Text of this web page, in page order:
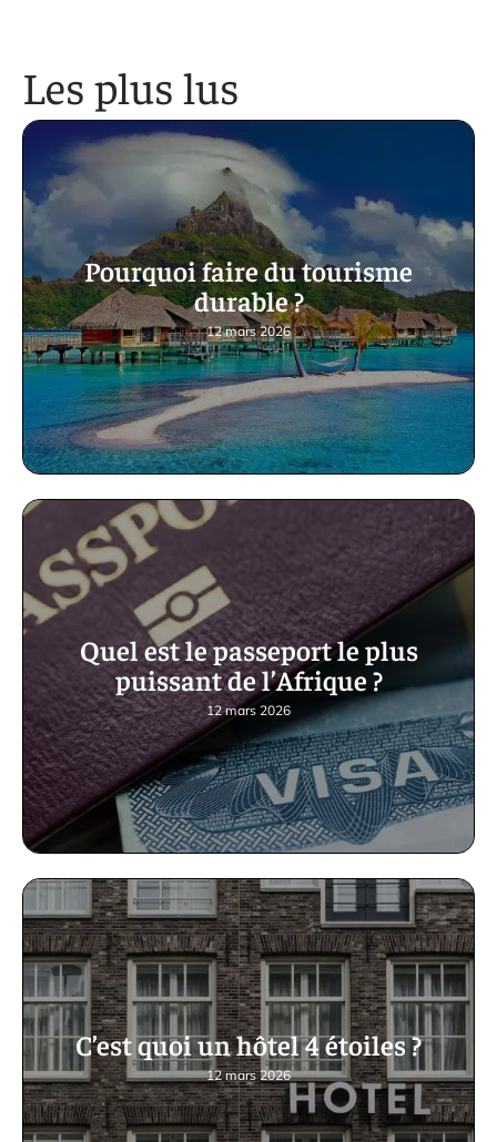
Les plus lus
Pourquoi faire du tourisme
durable ?
12 mars 2026
Quel est le passeport le plus
puissant de l’Afrique ?
12 mars 2026
C’est quoi un hôtel 4 étoiles ?
12 mars 2026